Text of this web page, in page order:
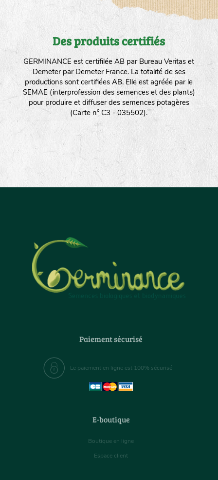
Des produits certifiés
GERMINANCE est certifilée AB par Bureau Veritas et
Demeter par Demeter France. La totalité de ses
productions sont certifiées AB. Elle est agréée par le
SEMAE (interprofession des semences et des plants)
pour produire et diffuser des semences potagères
(Carte n° C3 - 035502).
Paiement sécurisé
Le paiement en ligne est 100% sécurisé
E-boutique
Boutique en ligne
Espace client